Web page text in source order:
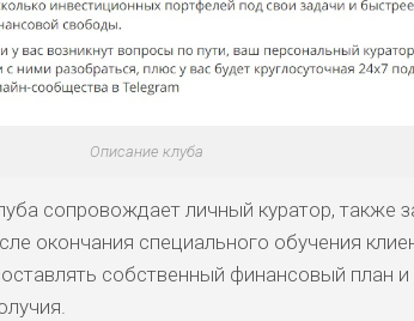
Описание клуба
сопровождает личный куратор, также
окончания специального обучения
собственный финансовый план